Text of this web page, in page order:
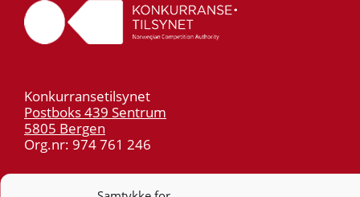
Konkurransetilsynet
Postboks 439 Sentrum
5805 Bergen
Org.nr: 974 761 246
55 59 75 00